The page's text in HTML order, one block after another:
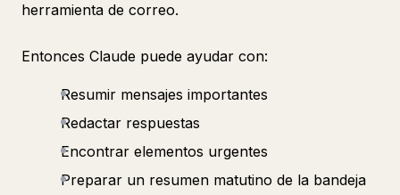
herramienta de correo.
Entonces Claude puede ayudar con:
Resumir mensajes importantes
Redactar respuestas
Encontrar elementos urgentes
Preparar un resumen matutino de la bandeja